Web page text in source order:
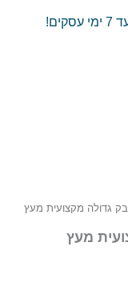
גדולה מקצועית מעץ
מעץ